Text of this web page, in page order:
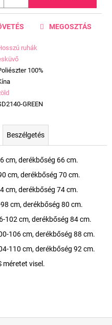
ruhák
100%
GREEN
MEGOSZTÁS
Beszélgetés
cm, derékbőség 66 cm.
cm, derékbőség 70 cm.
cm, derékbőség 74 cm.
cm, derékbőség 80 cm.
102 cm, derékbőség 84 cm.
106 cm, derékbőség 88 cm.
110 cm, derékbőség 92 cm.
méretet visel.